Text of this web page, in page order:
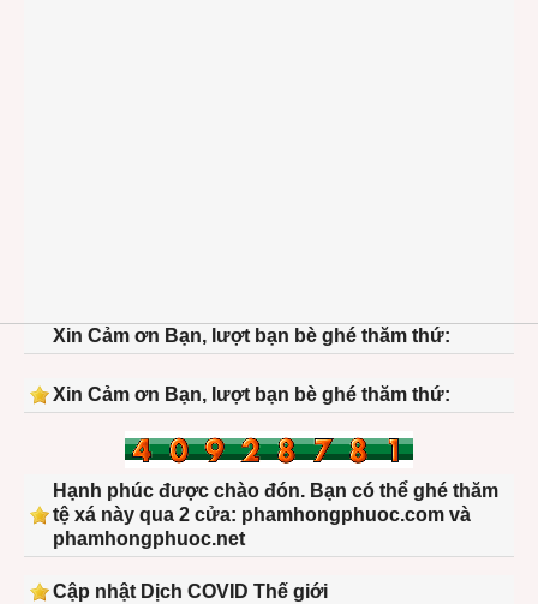
Xin Cảm ơn Bạn, lượt bạn bè ghé thăm thứ:
Xin Cảm ơn Bạn, lượt bạn bè ghé thăm thứ:
Hạnh phúc được chào đón. Bạn có thể ghé thăm
tệ xá này qua 2 cửa: phamhongphuoc.com và
phamhongphuoc.net
Cập nhật Dịch COVID Thế giới